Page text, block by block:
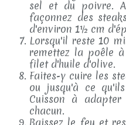
sel et du poivre.
façonnez des
d'environ 1½ cm
Lorsqu'il reste 10
remettez la poêle
filet d'huile d'olive.
Faites-y cuire les
ou jusqu'à ce
Cuisson à
chacun.